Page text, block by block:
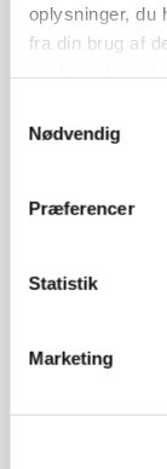
oplysninger, du
fra din brug af
Nødvendig
Præferencer
Statistik
Marketing
POLITIK
gødskningslov